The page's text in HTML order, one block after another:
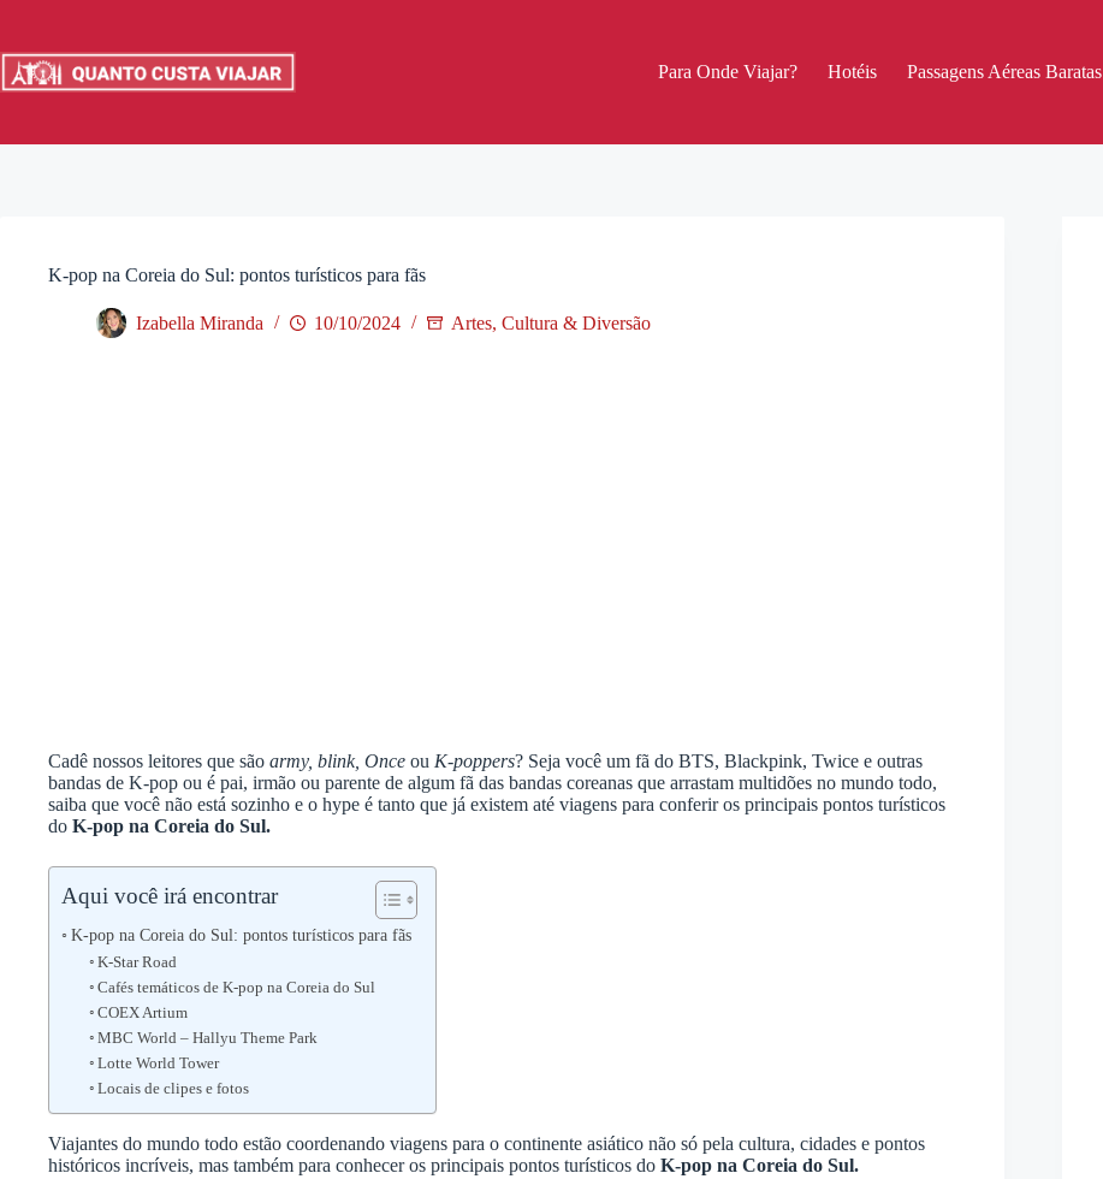
o
conteúdo
Para Onde Viajar? Hotéis Passagens Aéreas Baratas
K-pop na Coreia do Sul: pontos turísticos para fãs
Izabella Miranda 10/10/2024 Artes, Cultura & Diversão
Cadê nossos leitores que são army, blink, Once ou K-poppers? Seja você um fã do BTS, Blackpink, Twice e outras
bandas de K-pop ou é pai, irmão ou parente de algum fã das bandas coreanas que arrastam multidões no mundo todo,
saiba que você não está sozinho e o hype é tanto que já existem até viagens para conferir os principais pontos turísticos
do K-pop na Coreia do Sul.
Aqui você irá encontrar
K-pop na Coreia do Sul: pontos turísticos para fãs
K-Star Road
Cafés temáticos de K-pop na Coreia do Sul
COEX Artium
MBC World – Hallyu Theme Park
Lotte World Tower
Locais de clipes e fotos
Viajantes do mundo todo estão coordenando viagens para o continente asiático não só pela cultura, cidades e pontos
históricos incríveis, mas também para conhecer os principais pontos turísticos do K-pop na Coreia do Sul.